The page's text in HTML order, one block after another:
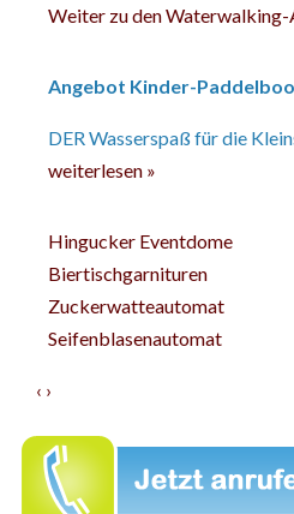
Weiter zu den Waterwalking-
Angebot Kinder-
DER Wasserspaß für die
weiterlesen »
Hingucker Eventdome
Biertischgarnituren
Zuckerwatteautomat
Seifenblasenautomat
‹ ›